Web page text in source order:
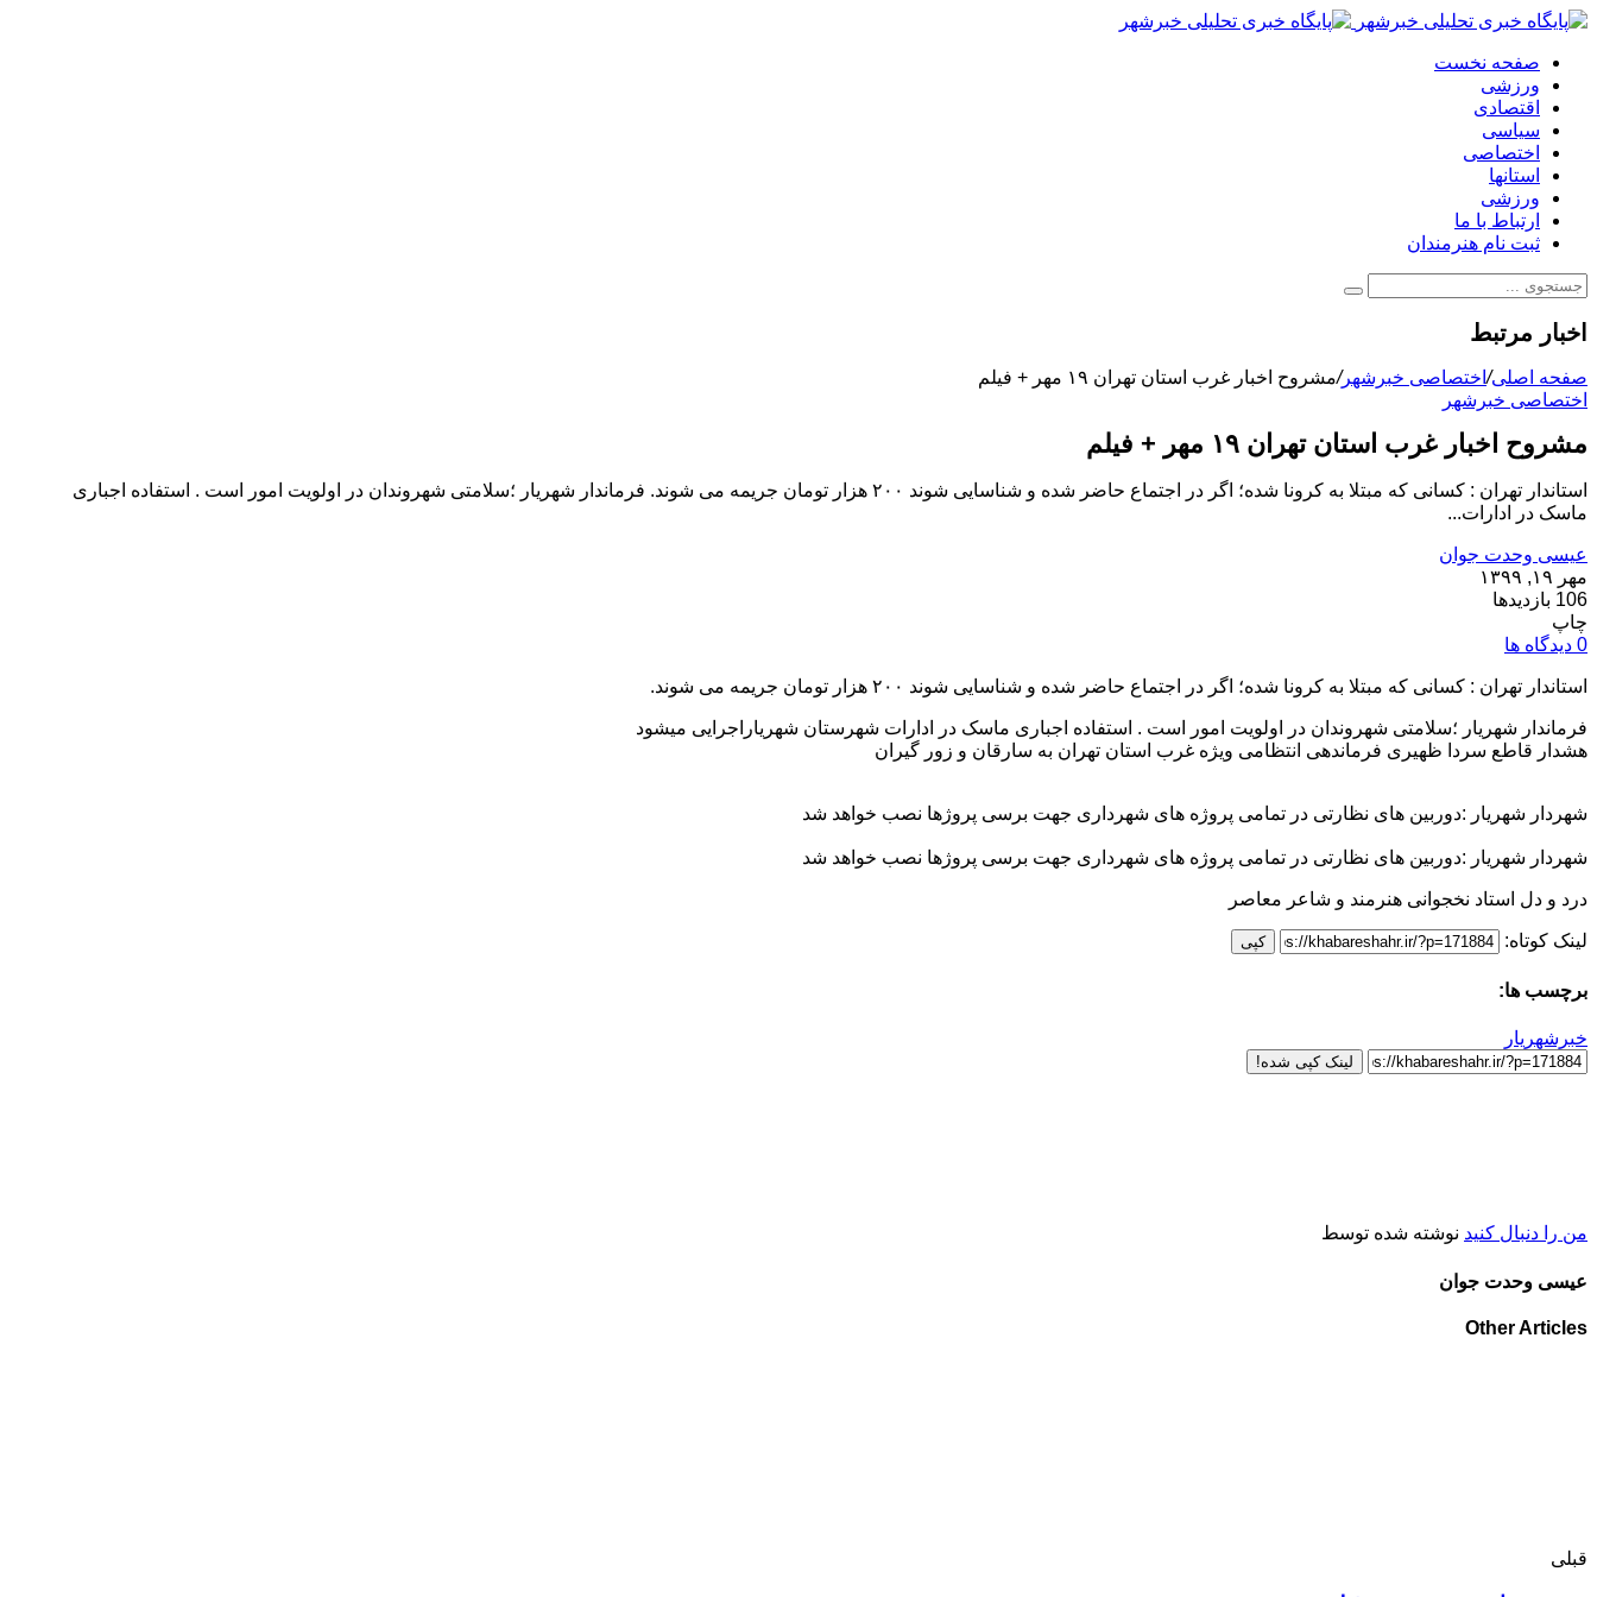
صفحه نخست
ورزشی
اقتصادی
سیاسی
اختصاصی
استانها
ورزشی
ارتباط با ما
ثبت نام هنرمندان
اخبار مرتبط
صفحه اصلی/اختصاصی خبرشهر/مشروح اخبار غرب استان تهران ۱۹ مهر + فیلم
اختصاصی خبرشهر
مشروح اخبار غرب استان تهران ۱۹ مهر + فیلم
استاندار تهران : کسانی که مبتلا به کرونا شده؛ اگر در اجتماع حاضر شده و شناسایی شوند ۲۰۰ هزار تومان جریمه می شوند. فرماندار شهریار ؛سلامتی شهروندان در اولویت امور است . استفاده اجباری
ماسک در ادارات...
عیسی وحدت جوان
مهر ۱۹, ۱۳۹۹
106 بازدیدها
چاپ
0 دیدگاه ها
استاندار تهران : کسانی که مبتلا به کرونا شده؛ اگر در اجتماع حاضر شده و شناسایی شوند ۲۰۰ هزار تومان جریمه می شوند.
فرماندار شهریار ؛سلامتی شهروندان در اولویت امور است . استفاده اجباری ماسک در ادارات شهرستان شهریاراجرایی میشود
هشدار قاطع سردا ظهیری فرماندهی انتظامی ویژه غرب استان تهران به سارقان و زور گیران
شهردار شهریار :دوربین های نظارتی در تمامی پروژه های شهرداری جهت برسی پروژها نصب خواهد شد
شهردار شهریار :دوربین های نظارتی در تمامی پروژه های شهرداری جهت برسی پروژها نصب خواهد شد
درد و دل استاد نخجوانی هنرمند و شاعر معاصر
لینک کوتاه: کپی
برچسب ها:
خبرشهریار
لینک کپی شده!
من را دنبال کنید نوشته شده توسط
عیسی وحدت جوان
Other Articles
قبلی